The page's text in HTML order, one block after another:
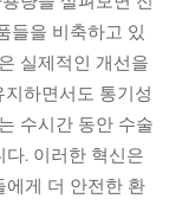
들을 비축하고 있
실제적인 개선을
하면서도 통기성
수시간 동안 수술
. 이러한 혁신은
에게 더 안전한 환